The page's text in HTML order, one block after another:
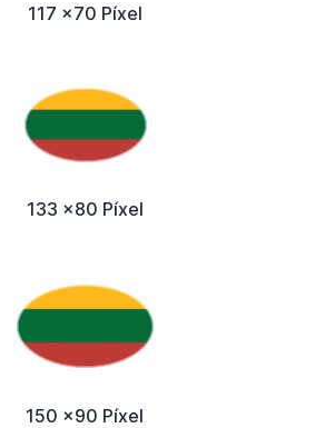
117 x70 Píxel
133 x80 Píxel
150 x90 Píxel